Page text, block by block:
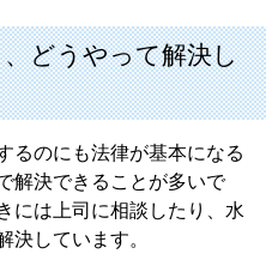
どうやって解決し
るのにも法律が基本になる
解決できることが多いで
には上司に相談したり、水
決しています。